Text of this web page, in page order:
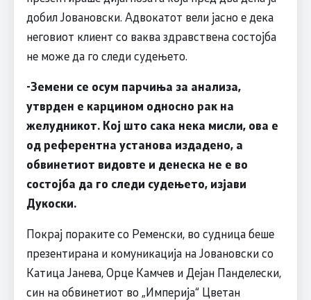
добил Јовановски. Адвокатот вели јасно е дека
неговиот клиент со ваква здравствена состојба
не може да го следи судењето.
-Земени се осум парчиња за анализа,
утврден е карцином односно рак на
желудникот. Кој што сака нека мисли, ова е
од референтна установа издадено, а
обвинетиот видовте и денеска не е во
состојба да го следи судењето, изјави
Дукоски.
Покрај пoраките со Ременски, во судница беше
презентирана и комуникација на Јовановски со
Катица Јанева, Орце Камчев и Дејан Панделески,
син на обвинетиот во „Империја“ Цветан